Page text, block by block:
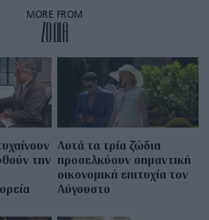
MORE FROM
ZΩΔΙΑ
την
Αυτά τα τρία ζώδια
προσελκύουν σημαντική
οικονομική επιτυχία τον
Αύγουστο